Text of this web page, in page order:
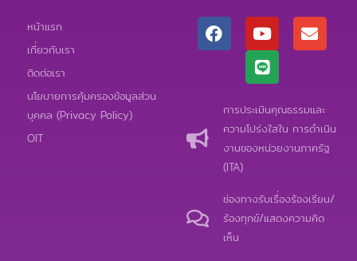
หน้าแรก
เกี่ยวกับเรา
ติดต่อเรา
นโยบายการคุ้มครองข้อมูลส่วน
บุคคล (Privacy Policy)
OIT
F
a
c
Y
o
u
t
u
b
e
E
n
v
o
p
e
L
i
n
e
การประเมินคุณธรรมและ
ความโปร่งใสใน การดำเนิน
งานของหน่วยงานภาครัฐ
(ITA)
ช่องทางรับเรื่องร้องเรียน/
ร้องทุกข์/แสดงความคิด
เห็น